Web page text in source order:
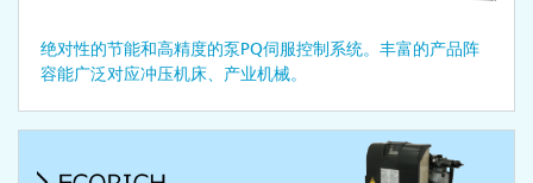
绝对性的节能和高精度的泵PQ伺服控制系统。丰富的产品阵
容能广泛对应冲压机床、产业机械。